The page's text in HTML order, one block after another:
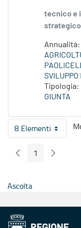
tecnico e
strategico
Annualità:
Tipologia:
GIUNTA
8 ElementiPer pagina
Pagina Precedente
Pagina
1 Pagina
Ascolta